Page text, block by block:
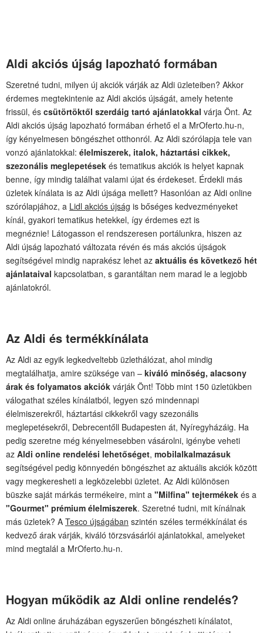
Aldi akciós újság lapozható formában
Szeretné tudni, milyen új akciók várják az Aldi üzleteiben? Akkor
érdemes megtekintenie az Aldi akciós újságát, amely hetente
frissül, és csütörtöktől szerdáig tartó ajánlatokkal várja Önt. Az
Aldi akciós újság lapozható formában érhető el a MrOferto.hu-n,
így kényelmesen böngészhet otthonról. Az Aldi szórólapja tele van
vonzó ajánlatokkal: élelmiszerek, italok, háztartási cikkek,
szezonális meglepetések és tematikus akciók is helyet kapnak
benne, így mindig találhat valami újat és érdekeset. Érdekli más
üzletek kínálata is az Aldi újsága mellett? Hasonlóan az Aldi online
szórólapjához, a Lidl akciós újság is bőséges kedvezményeket
kínál, gyakori tematikus hetekkel, így érdemes ezt is
megnéznie! Látogasson el rendszeresen portálunkra, hiszen az
Aldi újság lapozható változata révén és más akciós újságok
segítségével mindig naprakész lehet az aktuális és következő hét
ajánlataival kapcsolatban, s garantáltan nem marad le a legjobb
ajánlatokról.
Az Aldi és termékkínálata
Az Aldi az egyik legkedveltebb üzlethálózat, ahol mindig
megtalálhatja, amire szüksége van – kiváló minőség, alacsony
árak és folyamatos akciók várják Önt! Több mint 150 üzletükben
válogathat széles kínálatból, legyen szó mindennapi
élelmiszerekről, háztartási cikkekről vagy szezonális
meglepetésekről, Debrecentőll Budapesten át, Nyíregyházáig. Ha
pedig szeretne még kényelmesebben vásárolni, igénybe veheti
az Aldi online rendelési lehetőséget, mobilalkalmazásuk
segítségével pedig könnyedén böngészhet az aktuális akciók között
vagy megkeresheti a legközelebbi üzletet. Az Aldi különösen
büszke saját márkás termékeire, mint a "Milfina" tejtermékek és a
"Gourmet" prémium élelmiszerek. Szeretné tudni, mit kínálnak
más üzletek? A Tesco újságában szintén széles termékkínálat és
kedvező árak várják, kiváló törzsvásárlói ajánlatokkal, amelyeket
mind megtalál a MrOferto.hu-n.
Hogyan működik az Aldi online rendelés?
Az Aldi online áruházában egyszerűen böngészheti kínálatot,